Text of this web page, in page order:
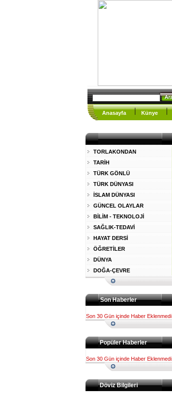
Anasayfa Künye
TORLAKONDAN
TARİH
TÜRK GÖNLÜ
TÜRK DÜNYASI
İSLAM DÜNYASI
GÜNCEL OLAYLAR
BİLİM - TEKNOLOJİ
SAĞLIK-TEDAVİ
HAYAT DERSİ
ÖĞRETİLER
DÜNYA
DOĞA-ÇEVRE
Son Haberler
Son 30 Gün içinde Haber Eklenmedi
Popüler Haberler
Son 30 Gün içinde Haber Eklenmedi.
Döviz Bilgileri